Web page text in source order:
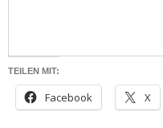
TEILEN MIT:
Facebook X